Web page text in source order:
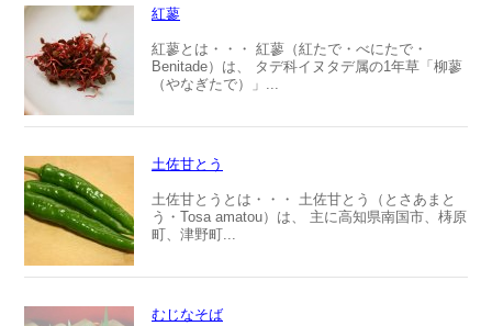
紅蓼
紅蓼とは・・・ 紅蓼（紅たで・べにたで・
Benitade）は、 タデ科イヌタデ属の1年草「柳蓼
（やなぎたで）」...
土佐甘とう
土佐甘とうとは・・・ 土佐甘とう（とさあまと
う・Tosa amatou）は、 主に高知県南国市、梼原
町、津野町...
むじなそば